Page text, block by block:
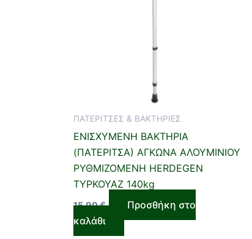
ΠΑΤΕΡΙΤΣΕΣ & ΒΑΚΤΗΡΙΕΣ
ΕΝΙΣΧΥΜΕΝΗ ΒΑΚΤΗΡΙΑ
(ΠΑΤΕΡΙΤΣΑ) ΑΓΚΩΝΑ ΑΛΟΥΜΙΝΙΟΥ
ΡΥΘΜΙΖΟΜΕΝΗ HERDEGEN
ΤΥΡΚΟΥΑΖ 140kg
15,90€
Προσθήκη στο
καλάθι